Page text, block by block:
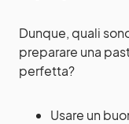
Dunque, quali
preparare una
perfetta?
Usare un